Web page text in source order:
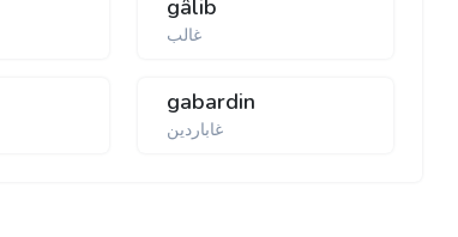
gâlib
غالب
gabardin
غاباردین